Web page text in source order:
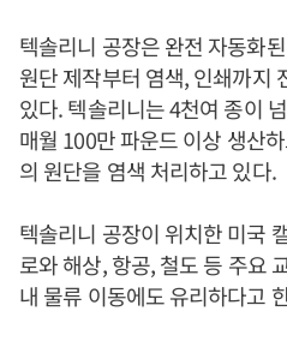
텍솔리니 공장은 완전 자동화
원단 제작부터 염색, 인쇄까지
있다. 텍솔리니는 4천여 종이
매월 100만 파운드 이상 생산
의 원단을 염색 처리하고 있다.
텍솔리니 공장이 위치한 미국
로와 해상, 항공, 철도 등 주요
내 물류 이동에도 유리하다고